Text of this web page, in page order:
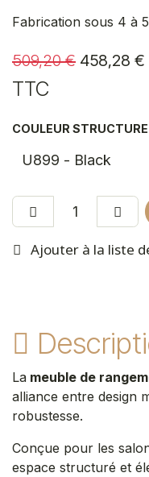
Fabrication sous 4 à
509,20€ 458,28 €
TTC
COULEUR STRUCTURE
Ajouter à la liste
La meuble de
alliance entre design
robustesse.
Conçue pour les
espace structuré et